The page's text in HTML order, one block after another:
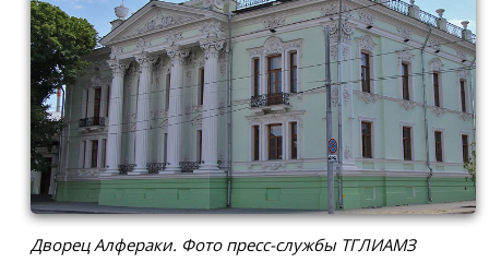
Дворец Алфераки. Фото пресс-службы ТГЛИАМЗ